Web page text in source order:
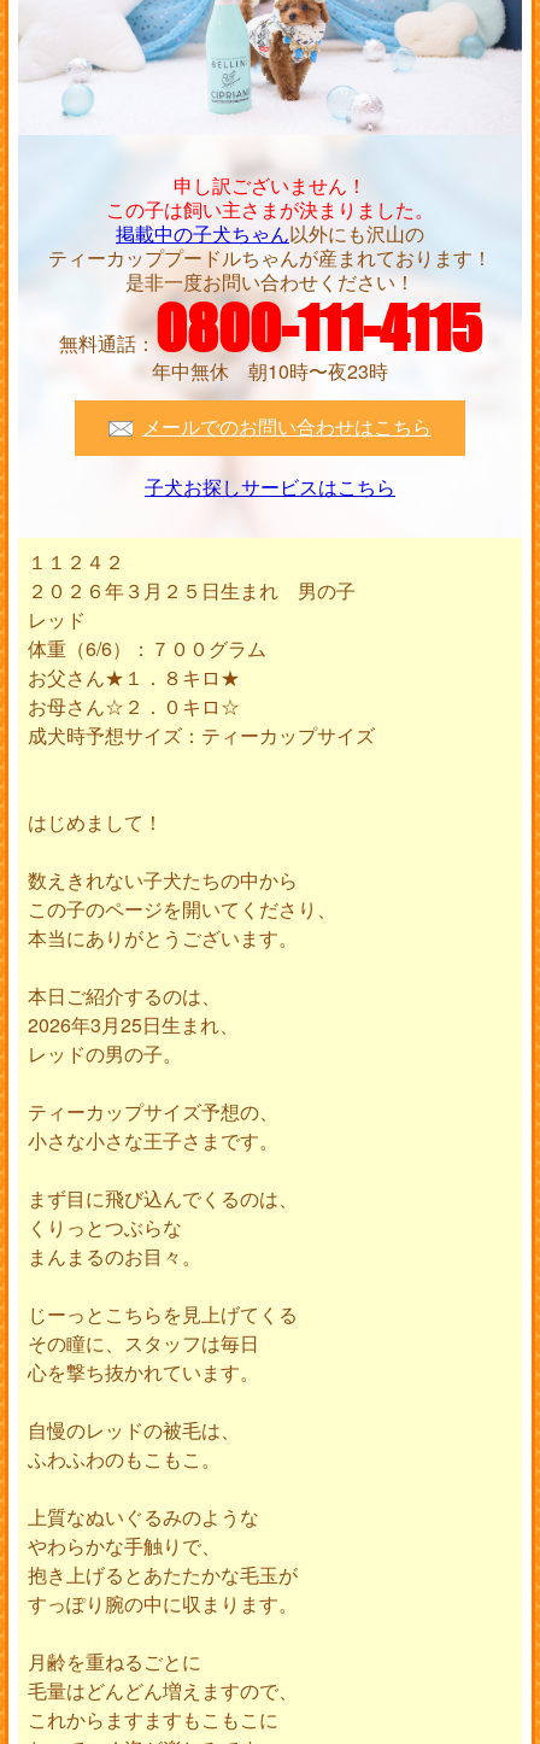
申し訳ございません！
この子は飼い主さまが決まりました。
掲載中の子犬ちゃん以外にも沢山の
ティーカッププードルちゃんが産まれております！
是非一度お問い合わせください！
無料通話：0800-111-4115
年中無休 朝10時〜夜23時
メールでのお問い合わせはこちら
子犬お探しサービスはこちら
１１２４２
２０２６年３月２５日生まれ 男の子
レッド
体重（6/6）：７００グラム
お父さん★１．８キロ★
お母さん☆２．０キロ☆
成犬時予想サイズ：ティーカップサイズ
はじめまして！
数えきれない子犬たちの中から
この子のページを開いてくださり、
本当にありがとうございます。
本日ご紹介するのは、
2026年3月25日生まれ、
レッドの男の子。
ティーカップサイズ予想の、
小さな小さな王子さまです。
まず目に飛び込んでくるのは、
くりっとつぶらな
まんまるのお目々。
じーっとこちらを見上げてくる
その瞳に、スタッフは毎日
心を撃ち抜かれています。
自慢のレッドの被毛は、
ふわふわのもこもこ。
上質なぬいぐるみのような
やわらかな手触りで、
抱き上げるとあたたかな毛玉が
すっぽり腕の中に収まります。
月齢を重ねるごとに
毛量はどんどん増えますので、
これからますますもこもこに